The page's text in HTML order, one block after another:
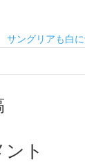
サングリアも白
ト